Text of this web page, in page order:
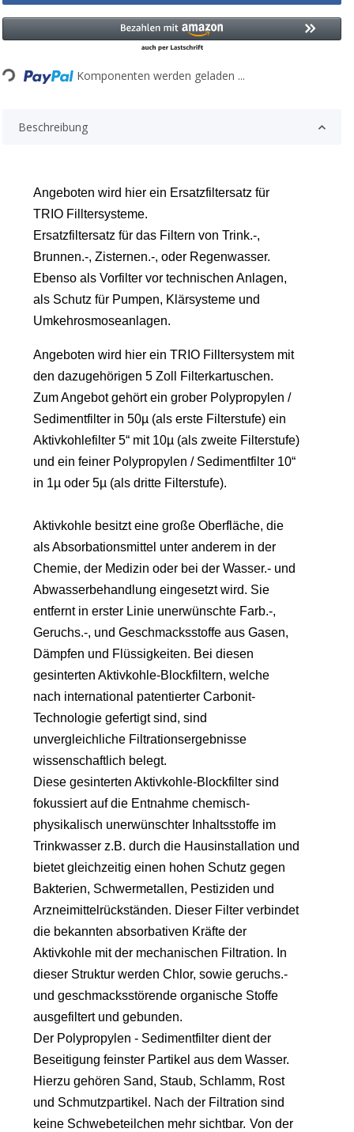
Komponenten werden geladen ...
Beschreibung
Angeboten wird hier ein Ersatzfiltersatz für
TRIO Filltersysteme.
Ersatzfiltersatzfür das Filtern von Trink.-,
Brunnen.-, Zisternen.-, oder Regenwasser.
Ebenso als Vorfilter vor technischen Anlagen,
als Schutz für Pumpen, Klärsysteme und
Umkehrosmoseanlagen.
Angeboten wird hier ein TRIO Filltersystem mit
den dazugehörigen 5 Zoll Filterkartuschen.
Zum Angebot gehört ein grober Polypropylen /
Sedimentfilter in 50µ (als erste Filterstufe) ein
Aktivkohlefilter 5“ mit 10µ (als zweite Filterstufe)
und ein feiner Polypropylen / Sedimentfilter 10“
in 1µ oder 5µ (als dritte Filterstufe).
Aktivkohle besitzt eine große Oberfläche, die
als Absorbationsmittel unter anderem in der
Chemie, der Medizin oder bei der Wasser.- und
Abwasserbehandlung eingesetzt wird. Sie
entfernt in erster Linie unerwünschte Farb.-,
Geruchs.-, und Geschmacksstoffe aus Gasen,
Dämpfen und Flüssigkeiten. Bei diesen
gesinterten Aktivkohle-Blockfiltern, welche
nach international patentierter Carbonit-
Technologie gefertigt sind, sind
unvergleichliche Filtrationsergebnisse
wissenschaftlich belegt.
Diese gesinterten Aktivkohle-Blockfilter sind
fokussiert auf die Entnahme chemisch-
physikalisch unerwünschter Inhaltsstoffe im
Trinkwasser z.B. durch die Hausinstallation und
bietet gleichzeitig einen hohen Schutz gegen
Bakterien, Schwermetallen, Pestiziden und
Arzneimittelrückständen. Dieser Filter verbindet
die bekannten absorbativen Kräfte der
Aktivkohle mit der mechanischen Filtration. In
dieser Struktur werden Chlor, sowie geruchs.-
und geschmacksstörende organische Stoffe
ausgefiltert und gebunden.
Der Polypropylen - Sedimentfilter dient der
Beseitigung feinster Partikel aus dem Wasser.
Hierzu gehören Sand, Staub, Schlamm, Rost
und Schmutzpartikel. Nach der Filtration sind
keine Schwebeteilchen mehr sichtbar. Von der